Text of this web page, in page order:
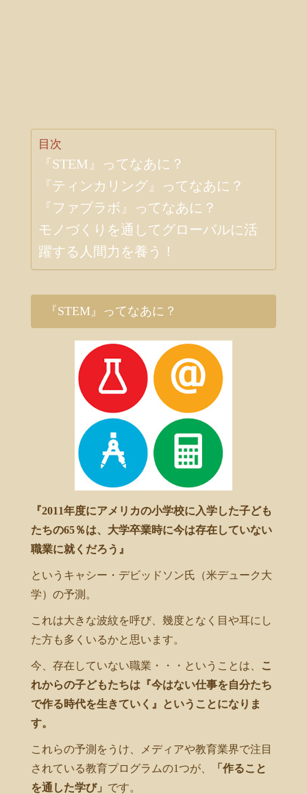
目次
『STEM』ってなあに？
『ティンカリング』ってなあに？
『ファブラボ』ってなあに？
モノづくりを通してグローバルに活
躍する人間力を養う！
『STEM』ってなあに？
『2011年度にアメリカの小学校に入学した子ども
たちの65％は、大学卒業時に今は存在していない
職業に就くだろう』
というキャシー・デビッドソン氏（米デューク大
学）の予測。
これは大きな波紋を呼び、幾度となく目や耳にし
た方も多くいるかと思います。
今、存在していない職業・・・ということは、
こ
れからの子どもたちは『今はない仕事を自分たち
で作る時代を生きていく』ということになりま
す。
これらの予測をうけ、メディアや教育業界で注目
されている教育プログラムの1つが、
「作ること
を通した学び」 です。